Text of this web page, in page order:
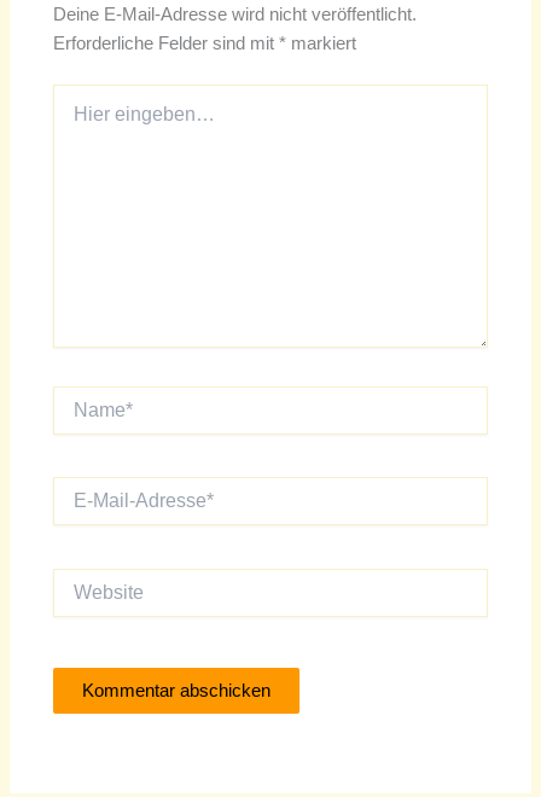
Deine E-Mail-Adresse wird nicht veröffentlicht.
Erforderliche Felder sind mit* markiert
eingeben…
Mail-